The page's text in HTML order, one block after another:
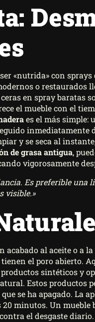
«nutrida» con
o restaurados
en spray baratas
el mueble con el
es el más simple:
inmediatamente
y se seca al
de grasa antigua,
vigorosamente
Es preferible una
visible.»
acabado al aceite o a
el poro abierto.
sintéticos y
Estos productos
se ha apagado. La
minutos. Un
el desgaste diario.